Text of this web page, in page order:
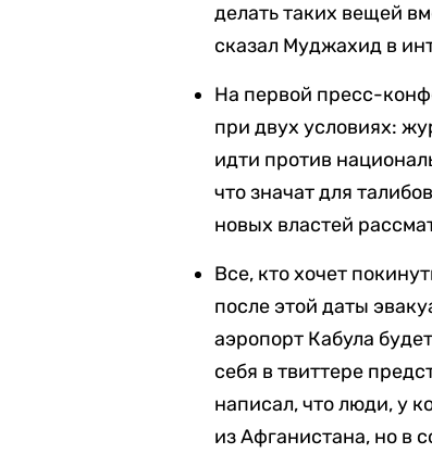
делать таких вещей
сказал Муджахид в
На первой пресс-
при двух условиях:
идти против
что значат для
новых властей
Все, кто хочет
после этой даты
аэропорт Кабула
себя в твиттере
написал, что люди, у
из Афганистана, но в